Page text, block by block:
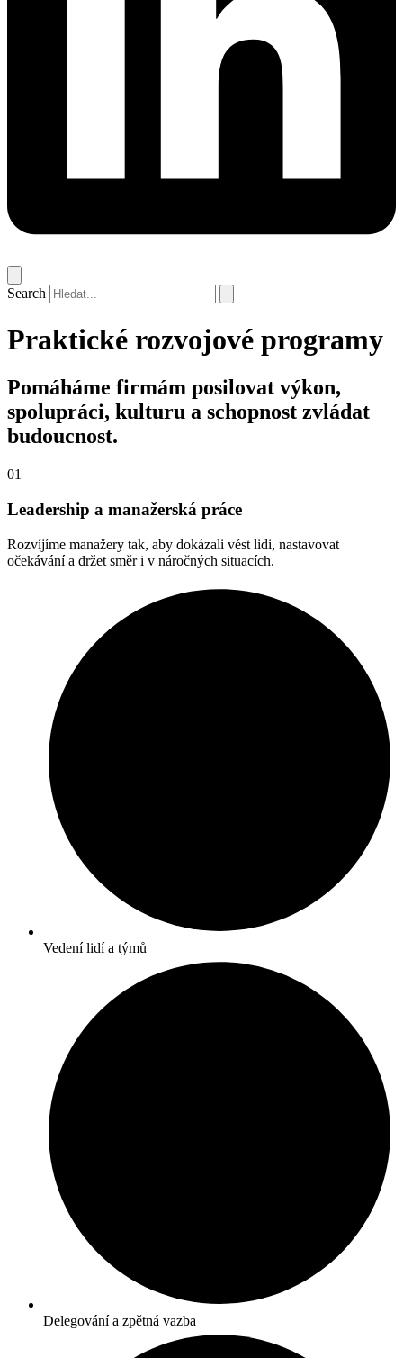
Search
Praktické rozvojové programy
Pomáháme firmám posilovat výkon,
spolupráci, kulturu a schopnost zvládat
budoucnost.
01
Leadership a manažerská práce
Rozvíjíme manažery tak, aby dokázali vést lidi, nastavovat
očekávání a držet směr i v náročných situacích.
Vedení lidí a týmů
Delegování a zpětná vazba